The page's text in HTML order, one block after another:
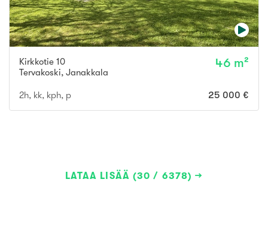
Kirkkotie 10
Tervakoski, Janakkala
46 m²
2h, kk, kph, p 25 000 €
LATAA LISÄÄ (30 / 6378)